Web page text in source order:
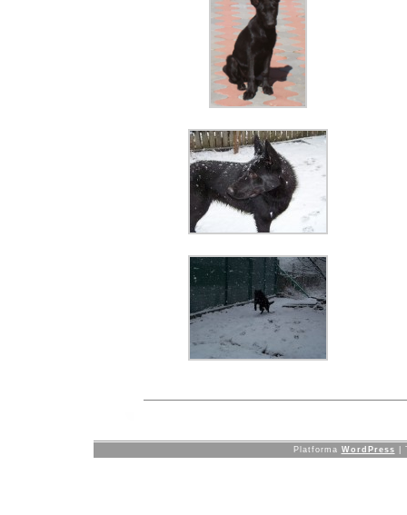
Platforma WordPress |